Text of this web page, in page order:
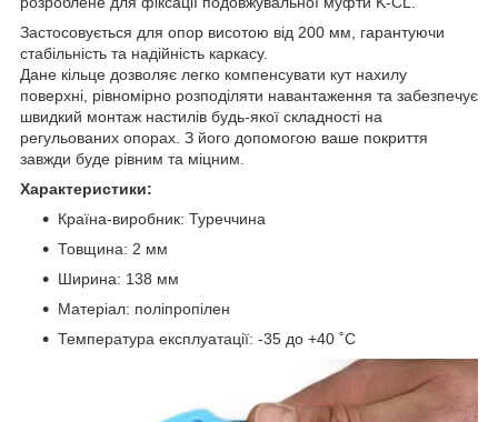
Застосовується для опор висотою від 200 мм, гарантуючи
стабільність та надійність каркасу.
Дане кільце дозволяє легко компенсувати кут нахилу
поверхні, рівномірно розподіляти навантаження та забезпечує
швидкий монтаж настилів будь-якої складності на
регульованих опорах. З його допомогою ваше покриття
завжди буде рівним та міцним.
Характеристики:
Країна-виробник: Туреччина
Товщина: 2 мм
Ширина: 138 мм
Матеріал: поліпропілен
Температура експлуатації: -35 до +40 ˚С